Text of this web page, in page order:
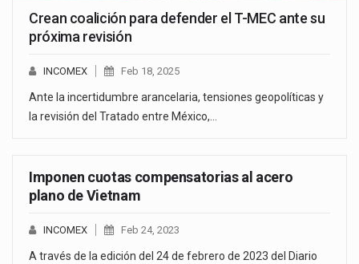
Crean coalición para defender el T-MEC ante su
próxima revisión
INCOMEX Feb 18, 2025
Ante la incertidumbre arancelaria, tensiones geopolíticas y
la revisión del Tratado entre México,…
Imponen cuotas compensatorias al acero
plano de Vietnam
INCOMEX Feb 24, 2023
A través de la edición del 24 de febrero de 2023 del Diario